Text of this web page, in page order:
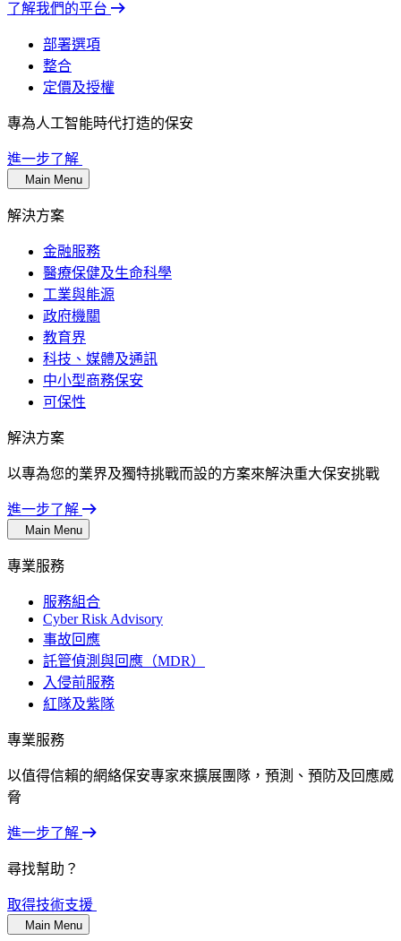
了解我們的平台
部署選項
整合
定價及授權
專為人工智能時代打造的保安
進一步了解
Main Menu
解決方案
金融服務
醫療保健及生命科學
工業與能源
政府機關
教育界
科技、媒體及通訊
中小型商務保安
可保性
解決方案
以專為您的業界及獨特挑戰而設的方案來解決重大保安挑戰
進一步了解
Main Menu
專業服務
服務組合
Cyber Risk Advisory
事故回應
託管偵測與回應（MDR）
入侵前服務
紅隊及紫隊
專業服務
以值得信賴的網絡保安專家來擴展團隊，預測、預防及回應威
脅
進一步了解
尋找幫助？
取得技術支援
Main Menu